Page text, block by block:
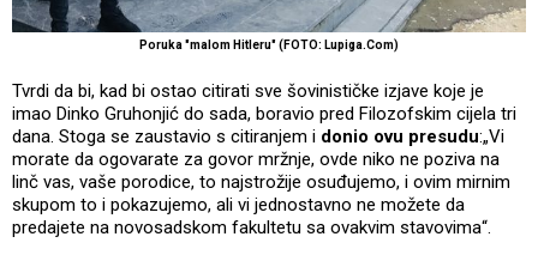
Poruka "malom Hitleru" (FOTO: Lupiga.Com)
Tvrdi da bi, kad bi ostao citirati sve šovinističke izjave koje je
imao Dinko Gruhonjić do sada, boravio pred Filozofskim cijela tri
dana. Stoga se zaustavio s citiranjem i donio ovu presudu:„Vi
morate da ogovarate za govor mržnje, ovde niko ne poziva na
linč vas, vaše porodice, to najstrožije osuđujemo, i ovim mirnim
skupom to i pokazujemo, ali vi jednostavno ne možete da
predajete na novosadskom fakultetu sa ovakvim stavovima“.